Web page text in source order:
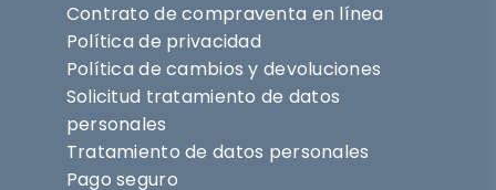
Contrato de compraventa en línea
Política de privacidad
Política de cambios y devoluciones
Solicitud tratamiento de datos
personales
Tratamiento de datos personales
Pago seguro